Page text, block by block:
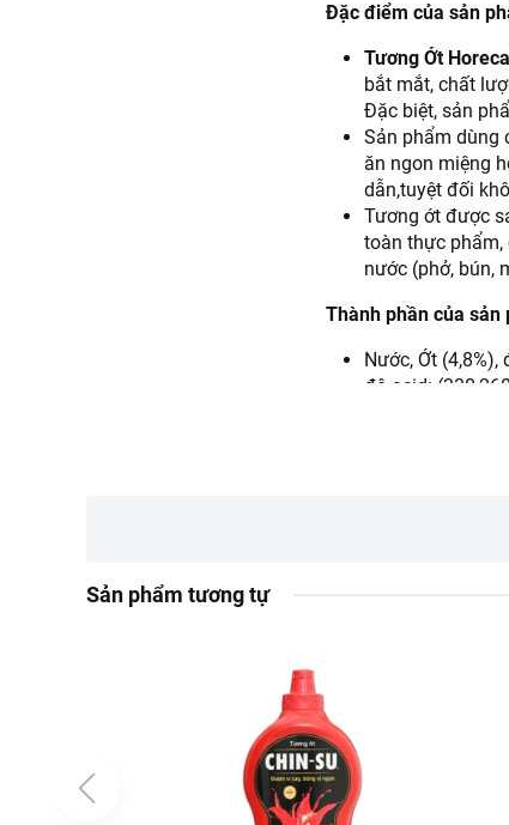
Đặc điểm của sản
Tương Ớt
bắt mắt, chất
Đặc biệt, sản
Sản phẩm dùng
ăn ngon miệng
dẫn,tuyệt đối
Tương ớt được
toàn thực phẩm,
nước (phở, bún,
Thành phần của sản
Nước, Ớt
độ acid:
Đơn giá sản
Sản phẩm tương tự